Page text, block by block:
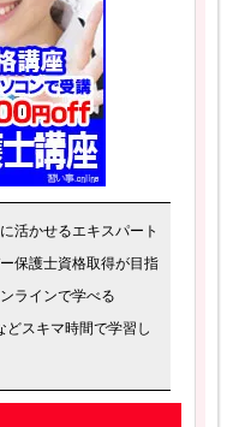
活かせるエキスパート
保護士資格取得が目指
ラインで学べる
スキマ時間で学習し